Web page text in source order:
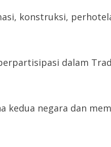
konstruksi,
dalam
negara dan